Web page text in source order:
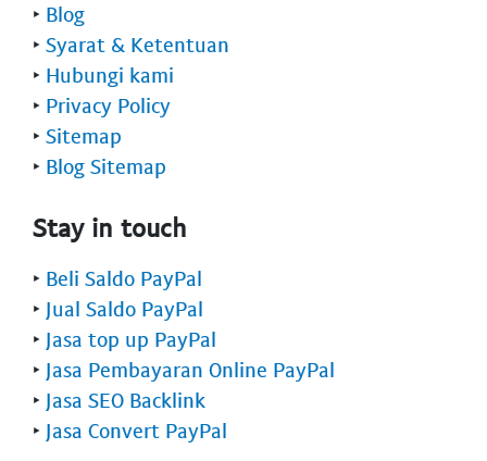
‣ Blog
‣ Syarat & Ketentuan
‣ Hubungi kami
‣ Privacy Policy
‣ Sitemap
‣ Blog Sitemap
Stay in touch
‣ Beli Saldo PayPal
‣ Jual Saldo PayPal
‣ Jasa top up PayPal
‣ Jasa Pembayaran Online PayPal
‣ Jasa SEO Backlink
‣ Jasa Convert PayPal